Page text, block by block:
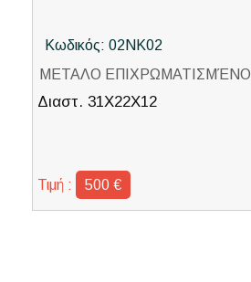
Κωδικός: 02ΝΚ02
ΜΕΤΑΛΟ ΕΠΙΧΡΩΜΑΤΙΣΜΈΝΟ
Διαστ. 31Χ22Χ12
Τιμή : 500 €